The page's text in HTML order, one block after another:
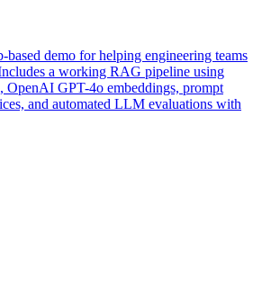
demo for helping engineering teams
a working RAG pipeline using
OpenAI GPT-4o embeddings, prompt
and automated LLM evaluations with